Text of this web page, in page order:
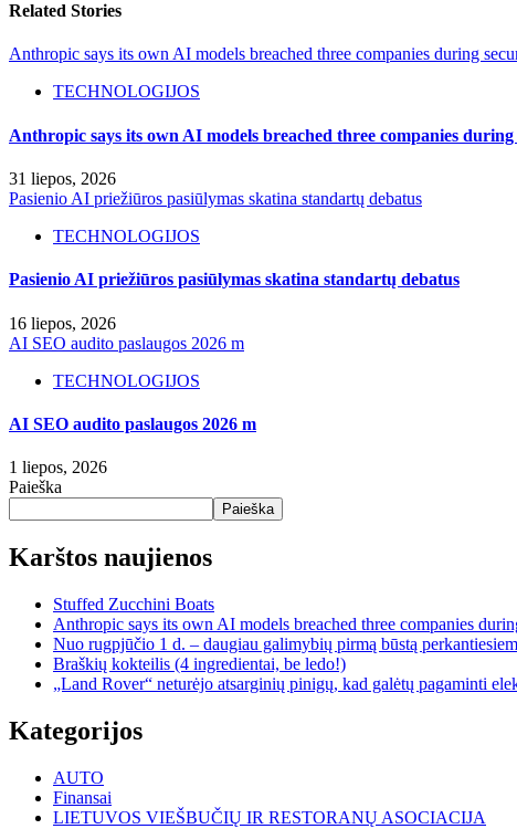
Related Stories
Anthropic says its own AI models breached three companies during
TECHNOLOGIJOS
Anthropic says its own AI models breached three companies during
31 liepos, 2026
Pasienio AI priežiūros pasiūlymas skatina standartų debatus
TECHNOLOGIJOS
Pasienio AI priežiūros pasiūlymas skatina standartų debatus
16 liepos, 2026
AI SEO audito paslaugos 2026 m
TECHNOLOGIJOS
AI SEO audito paslaugos 2026 m
1 liepos, 2026
Paieška
Paieška
Karštos naujienos
Stuffed Zucchini Boats
Anthropic says its own AI models breached three companies
Nuo rugpjūčio 1 d. – daugiau galimybių pirmą būstą
Braškių kokteilis (4 ingredientai, be ledo!)
„Land Rover“ neturėjo atsarginių pinigų, kad galėtų pagaminti
Kategorijos
AUTO
Finansai
LIETUVOS VIEŠBUČIŲ IR RESTORANŲ ASOCIACIJA